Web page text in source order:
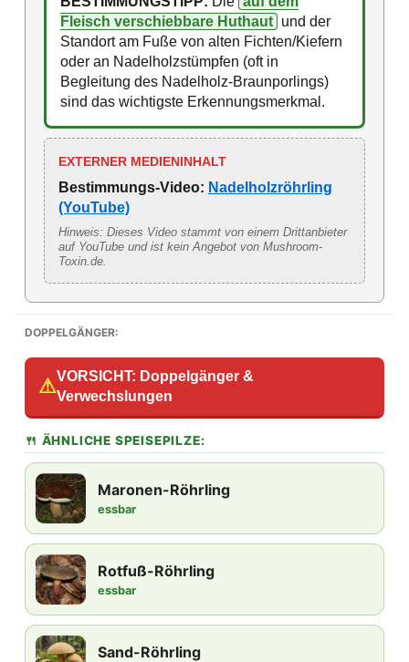
Fleisch verschiebbare Huthaut und der
Standort am Fuße von alten Fichten/Kiefern
oder an Nadelholzstümpfen (oft in
Begleitung des Nadelholz-Braunporlings)
sind das wichtigste Erkennungsmerkmal.
EXTERNER MEDIENINHALT
Bestimmungs-Video: Nadelholzröhrling
(YouTube)
Hinweis: Dieses Video stammt von einem Drittanbieter
auf YouTube und ist kein Angebot von Mushroom-
Toxin.de.
DOPPELGÄNGER:
⚠VORSICHT: Doppelgänger &
Verwechslungen
🍴 ÄHNLICHE SPEISEPILZE:
Maronen-Röhrling
essbar
Rotfuß-Röhrling
essbar
Sand-Röhrling